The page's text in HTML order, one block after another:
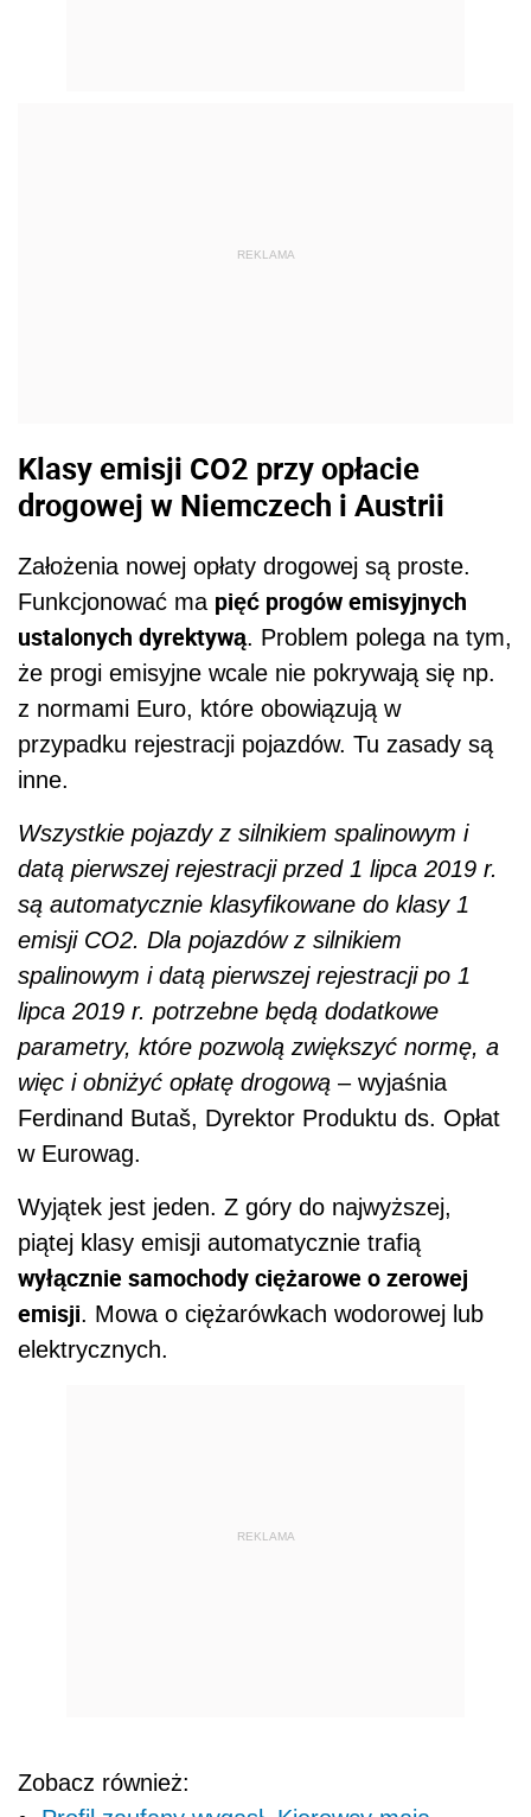
REKLAMA
Klasy emisji CO2 przy opłacie
drogowej w Niemczech i Austrii
Założenia nowej opłaty drogowej są proste.
Funkcjonować ma pięć progów emisyjnych
ustalonych dyrektywą. Problem polega na tym,
że progi emisyjne wcale nie pokrywają się np.
z normami Euro, które obowiązują w
przypadku rejestracji pojazdów. Tu zasady są
inne.
Wszystkie pojazdy z silnikiem spalinowym i
datą pierwszej rejestracji przed 1 lipca 2019 r.
są automatycznie klasyfikowane do klasy 1
emisji CO2. Dla pojazdów z silnikiem
spalinowym i datą pierwszej rejestracji po 1
lipca 2019 r. potrzebne będą dodatkowe
parametry, które pozwolą zwiększyć normę, a
więc i obniżyć opłatę drogową – wyjaśnia
Ferdinand Butaš, Dyrektor Produktu ds. Opłat
w Eurowag.
Wyjątek jest jeden. Z góry do najwyższej,
piątej klasy emisji automatycznie trafią
wyłącznie samochody ciężarowe o zerowej
emisji. Mowa o ciężarówkach wodorowej lub
elektrycznych.
REKLAMA
Zobacz również: